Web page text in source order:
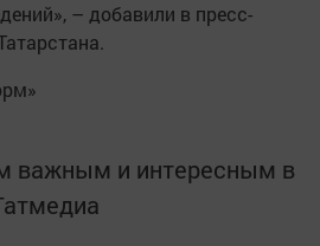
– добавили в пресс-
важным и интересным в